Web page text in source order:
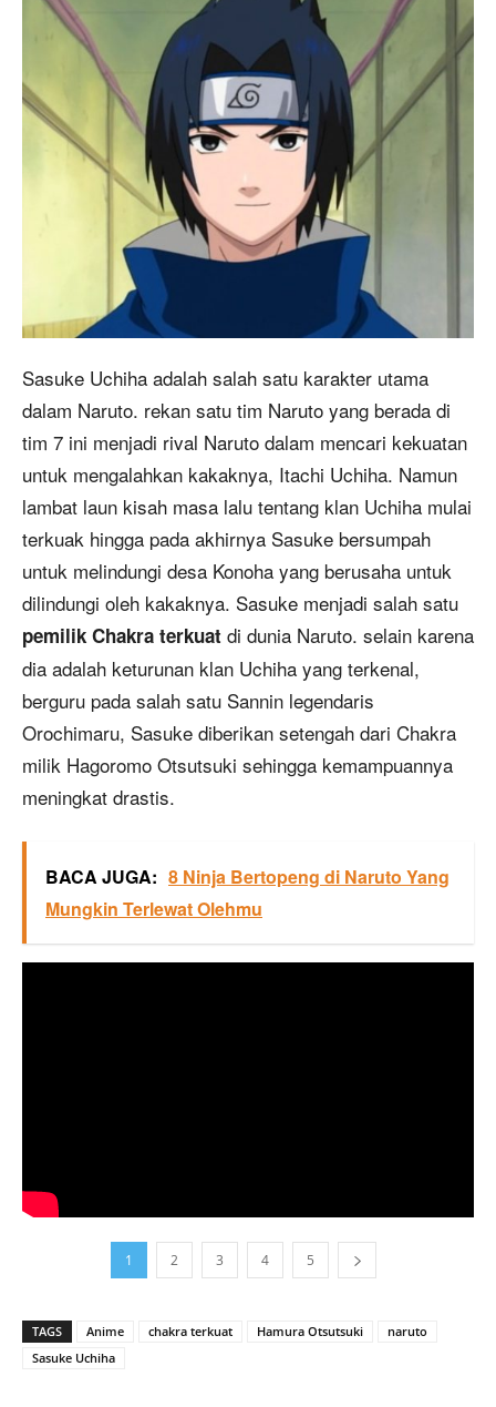
Sasuke Uchiha adalah salah satu karakter utama
dalam Naruto. rekan satu tim Naruto yang berada di
tim 7 ini menjadi rival Naruto dalam mencari kekuatan
untuk mengalahkan kakaknya, Itachi Uchiha. Namun
lambat laun kisah masa lalu tentang klan Uchiha mulai
terkuak hingga pada akhirnya Sasuke bersumpah
untuk melindungi desa Konoha yang berusaha untuk
dilindungi oleh kakaknya. Sasuke menjadi salah satu
pemilik Chakra terkuat di dunia Naruto. selain karena
dia adalah keturunan klan Uchiha yang terkenal,
berguru pada salah satu Sannin legendaris
Orochimaru, Sasuke diberikan setengah dari Chakra
milik Hagoromo Otsutsuki sehingga kemampuannya
meningkat drastis.
BACA JUGA: 8 Ninja Bertopeng di Naruto Yang
Mungkin Terlewat Olehmu
1 2 3 4 5
TAGS Anime chakra terkuat Hamura Otsutsuki
naruto
Sasuke Uchiha